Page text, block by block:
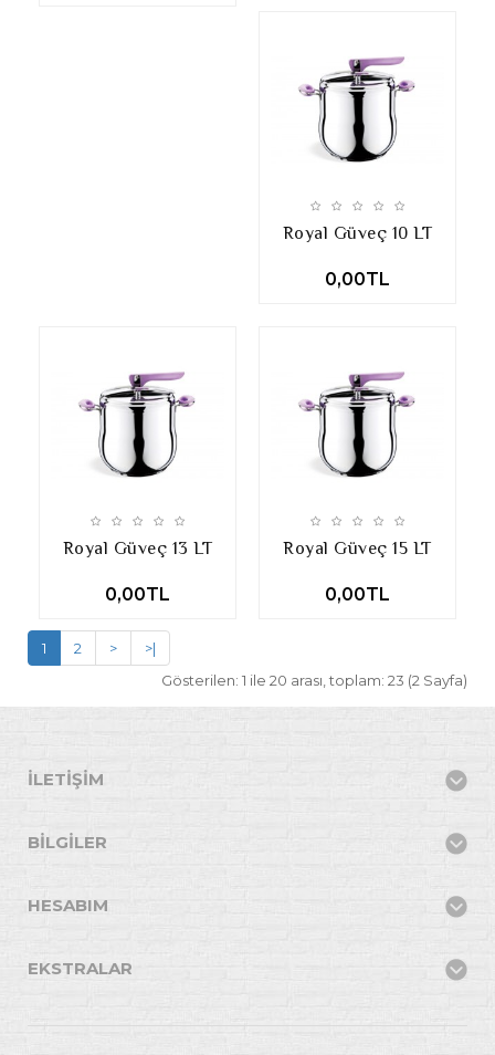
Royal Güveç 10 LT
0,00TL
Royal Güveç 13 LT
0,00TL
Royal Güveç 15 LT
0,00TL
1 2 >
>|
Gösterilen: 1 ile 20 arası, toplam: 23 (2 Sayfa)
İLETIŞIM
BILGILER
HESABIM
EKSTRALAR